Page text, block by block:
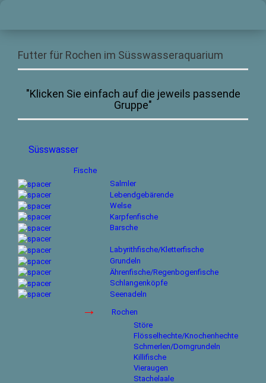
Futter für Rochen im Süsswasseraquarium
"Klicken Sie einfach auf die jeweils passende
Gruppe"
Süsswasser
Fische
Salmler
Lebendgebärende
Welse
Karpfenfische
Barsche
Labyrithfische/Kletterfische
Grundeln
Ährenfische/Regenbogenfische
Schlangenköpfe
Seenadeln
→
Rochen
Störe
Flösselhechte/Knochenhechte
Schmerlen/Dorngrundeln
Killifische
Vieraugen
Stachelaale